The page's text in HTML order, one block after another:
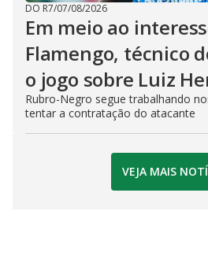
DO R7/07/08/2026
Em meio ao
Flamengo, técnico
o jogo sobre Luiz
Rubro-Negro segue trabalhando
tentar a contratação do atacante
VEJA MAIS